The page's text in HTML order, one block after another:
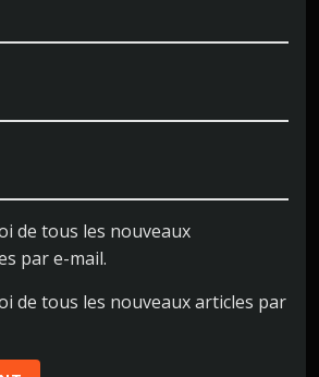
de tous les nouveaux
par e-mail.
de tous les nouveaux articles par